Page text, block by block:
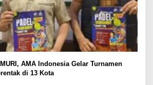
AMA Indonesia Gelar Turnamen
di 13 Kota